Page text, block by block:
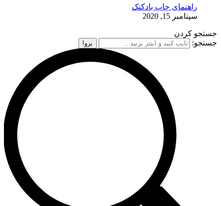
راهنمای چاپ بادکنک
سپتامبر 15, 2020
جستجو کردن
جستجو: